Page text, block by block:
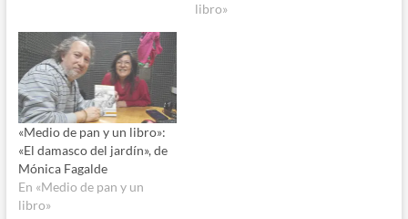
libro»
«Medio de pan y un libro»:
«El damasco del jardín», de
Mónica Fagalde
En «Medio de pan y un
libro»